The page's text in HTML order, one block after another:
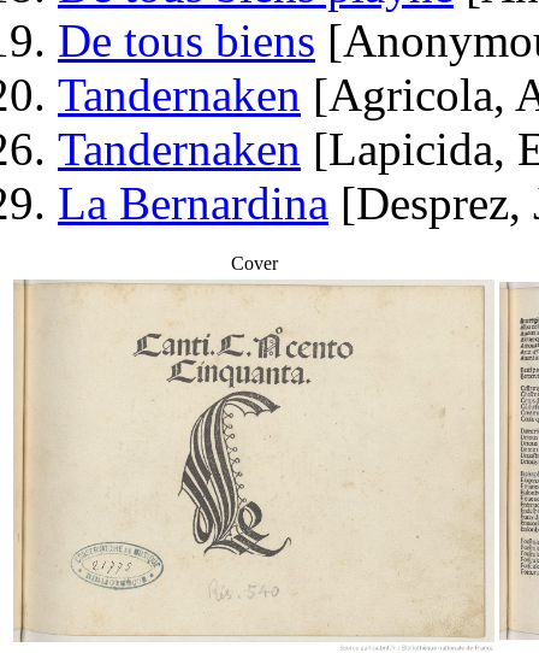
De tous biens
Tandernaken [Agricola,
Tandernaken [Lapicida,
La Bernardina
Cover